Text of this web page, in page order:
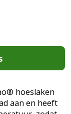
hoeslaken
aan en heeft